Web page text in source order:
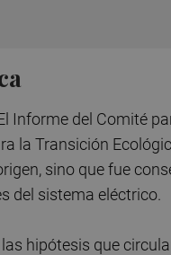
Informe del Comité
la Transición
sino que fue
del sistema eléctrico.
hipótesis que